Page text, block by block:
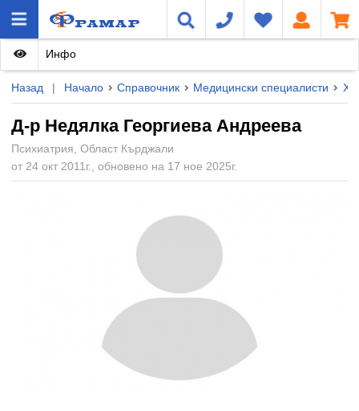
Назад | Начало Справочник Медицински специалисти
Д-р Недялка Георгиева Андреева
Психиатрия, Област Кърджали
от 24 окт 2011г., обновено на 17 ное 2025г.
Инфо